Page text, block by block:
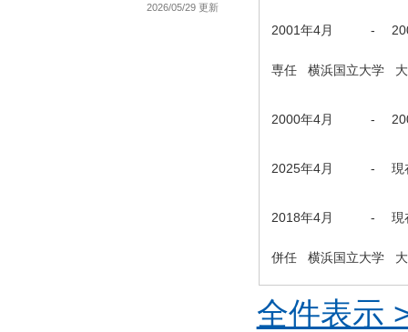
2026/05/29 更新
2001年4月 -
専任 横浜国立大学
2000年4月 -
2025年4月 - 現
2018年4月 - 現
併任 横浜国立大学
全件表示